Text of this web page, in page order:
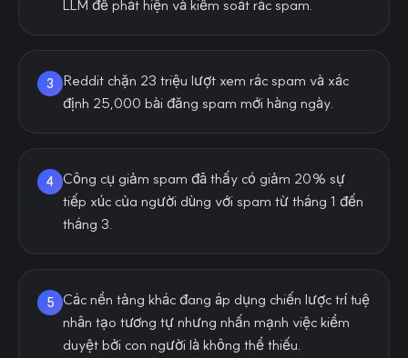
LLM để phát hiện và kiểm soát rác spam.
3
Reddit chặn 23 triệu lượt xem rác spam và xác
định 25,000 bài đăng spam mới hàng ngày.
4
Công cụ giảm spam đã thấy có giảm 20% sự
tiếp xúc của người dùng với spam từ tháng 1 đến
tháng 3.
5
Các nền tảng khác đang áp dụng chiến lược trí tuệ
nhân tạo tương tự nhưng nhấn mạnh việc kiểm
duyệt bởi con người là không thể thiếu.